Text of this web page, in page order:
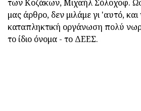
των Κοζάκων, Μιχαήλ Σόλοχοφ.
μας άρθρο, δεν μιλάμε γι 'αυτό, και
καταπληκτική οργάνωση πολύ
το ίδιο όνομα - το ΔΕΕΣ.